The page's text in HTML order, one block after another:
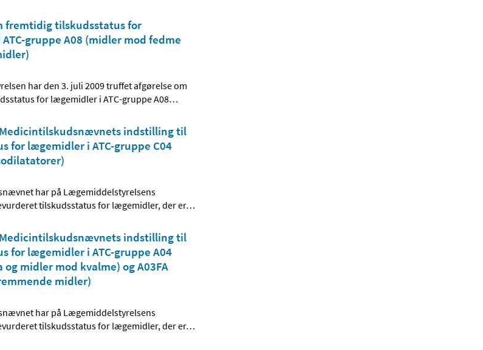
fremtidig tilskudsstatus for
gruppe A08 (midler mod fedme
har den 3. juli 2009 truffet afgørelse om
for lægemidler i ATC-gruppe A08…
indstilling til
for lægemidler i ATC-gruppe C04
har på Lægemiddelstyrelsens
tilskudsstatus for lægemidler, der er…
indstilling til
for lægemidler i ATC-gruppe A04
midler mod kvalme) og A03FA
midler)
har på Lægemiddelstyrelsens
tilskudsstatus for lægemidler, der er…